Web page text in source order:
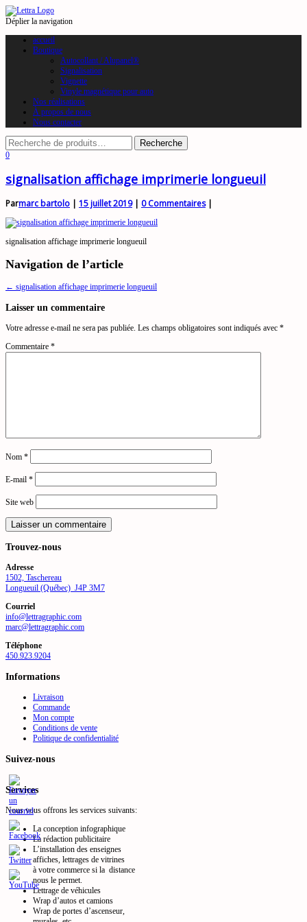
Déplier la navigation
accueil
Boutique
Autocollant / Alupanel®
Signalisation
Vignette
Vinyle magnétique pour auto
Nos réalisations
À propos de nous
Nous contacter
0
signalisation affichage imprimerie longueuil
Parmarc bartolo | 15 juillet 2019| 0 Commentaires|
signalisation affichage imprimerie longueuil
Navigation de l’article
← signalisation affichage imprimerie longueuil
Laisser un commentaire
Votre adresse e-mail ne sera pas publiée. Les champs obligatoires sont indiqués avec *
Commentaire *
Nom *
E-mail *
Site web
Trouvez-nous
Adresse
1502, Taschereau
Longueuil (Québec) J4P 3M7
Courriel
info@lettragraphic.com
marc@lettragraphic.com
Téléphone
450.923.9204
Informations
Livraison
Commande
Mon compte
Conditions de vente
Politique de confidentialité
Suivez-nous
Services
Nous vous offrons les services suivants:
La conception infographique
La rédaction publicitaire
L’installation des enseignes
affiches, lettrages de vitrines
à votre commerce si la distance
nous le permet.
Lettrage de véhicules
Wrap d’autos et camions
Wrap de portes d’ascenseur,